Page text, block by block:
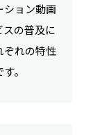
ション動画
の普及に
ぞれの特性
。